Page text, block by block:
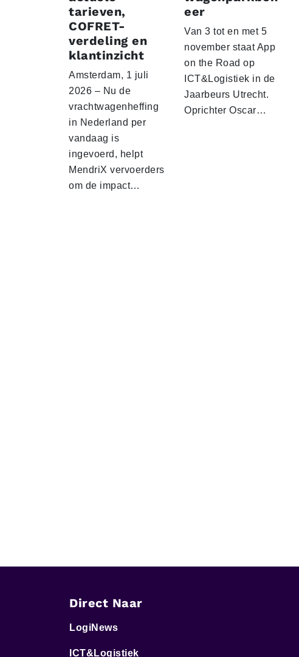
tarieven,
COFRET-
verdeling en
klantinzicht
Amsterdam, 1 juli
2026 – Nu de
vrachtwagenheffing
in Nederland per
vandaag is
ingevoerd, helpt
MendriX vervoerders
om de impact…
eer
Van 3 tot en met 5
november staat App
on the Road op
ICT&Logistiek in de
Jaarbeurs Utrecht.
Oprichter Oscar…
Direct Naar
LogiNews
ICT&Logistiek